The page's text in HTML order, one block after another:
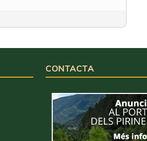
CONTACTA